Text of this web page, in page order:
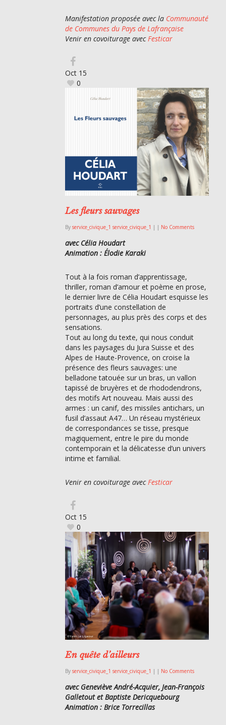
Manifestation proposée avec la Communauté
de Communes du Pays de Lafrançaise
Venir en covoiturage avec Festicar
Oct 15
0
Les fleurs sauvages
By service_civique_1 service_civique_1 | | No Comments
avec Célia Houdart
Animation : Élodie Karaki
Tout à la fois roman d’apprentissage,
thriller, roman d’amour et poème en prose,
le dernier livre de Célia Houdart esquisse les
portraits d’une constellation de
personnages, au plus près des corps et des
sensations.
Tout au long du texte, qui nous conduit
dans les paysages du Jura Suisse et des
Alpes de Haute-Provence, on croise la
présence des fleurs sauvages: une
belladone tatouée sur un bras, un vallon
tapissé de bruyères et de rhododendrons,
des motifs Art nouveau. Mais aussi des
armes : un canif, des missiles antichars, un
fusil d’assaut A47… Un réseau mystérieux
de correspondances se tisse, presque
magiquement, entre le pire du monde
contemporain et la délicatesse d’un univers
intime et familial.
Venir en covoiturage avecFesticar
Oct 15
0
En quête d’ailleurs
By service_civique_1 service_civique_1 | | No Comments
avec Geneviève André-Acquier, Jean-François
Galletout et Baptiste Dericquebourg
Animation : Brice Torrecillas